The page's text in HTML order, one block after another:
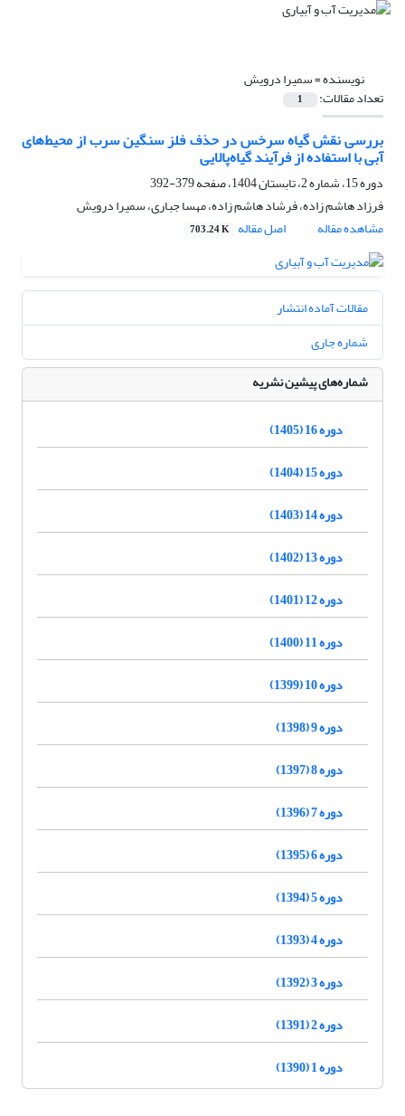
نویسنده =سمیرا درویش
تعداد مقالات: 1
بررسی نقش گیاه سرخس در حذف فلز سنگین سرب از محیط‌های
آبی با استفاده از فرآیند گیاه‌پالایی
دوره 15، شماره 2، تابستان 1404، صفحه
379-392
فرزاد هاشم زاده، فرشاد هاشم زاده، مهسا جباری، سمیرا درویش
مشاهده مقاله
اصل مقاله 703.24 K
مقالات آماده انتشار
شماره جاری
شماره‌های پیشین نشریه
دوره 16 (1405)
دوره 15 (1404)
دوره 14 (1403)
دوره 13 (1402)
دوره 12 (1401)
دوره 11 (1400)
دوره 10 (1399)
دوره 9 (1398)
دوره 8 (1397)
دوره 7 (1396)
دوره 6 (1395)
دوره 5 (1394)
دوره 4 (1393)
دوره 3 (1392)
دوره 2 (1391)
دوره 1 (1390)